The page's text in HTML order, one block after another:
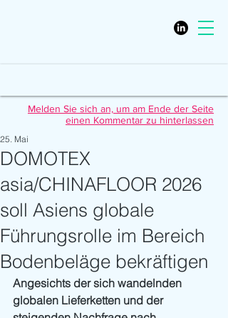
Melden Sie sich an, um am Ende der Seite
einen Kommentar zu hinterlassen
DOMOTEX
asia/CHINAFLOOR 2026
soll Asiens globale
Führungsrolle im Bereich
Bodenbeläge bekräftigen
25. Mai
Angesichts der sich wandelnden
globalen Lieferketten und der